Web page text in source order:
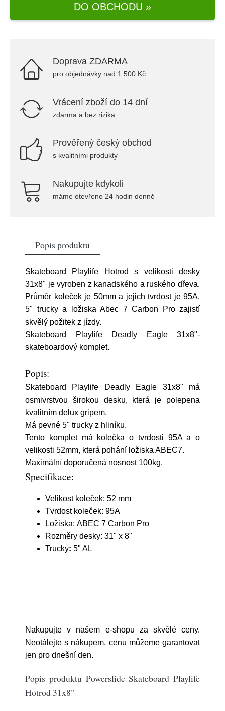
DO OBCHODU »
Doprava ZDARMA
pro objednávky nad 1.500 Kč
Vrácení zboží do 14 dní
zdarma a bez rizika
Prověřený český obchod
s kvalitními produkty
Nakupujte kdykoli
máme otevřeno 24 hodin denně
Popis produktu
Skateboard Playlife Hotrod s velikosti desky
31x8" je vyroben z kanadského a ruského dřeva.
Průměr koleček je 50mm a jejich tvrdost je 95A.
5" trucky a ložiska Abec 7 Carbon Pro zajistí
skvělý požitek z jízdy.
Skateboard Playlife Deadly Eagle 31x8"-
skateboardový komplet.
Popis:
Skateboard Playlife Deadly Eagle 31x8" má
osmivrstvou širokou desku, která je polepena
kvalitním delux gripem.
Má pevné 5" trucky z hliníku.
Tento komplet má kolečka o tvrdosti 95A a o
velikosti 52mm, která pohání ložiska ABEC7.
Maximální doporučená nosnost 100kg.
Specifikace:
Velikost koleček: 52 mm
Tvrdost koleček: 95A
Ložiska: ABEC 7 Carbon Pro
Rozměry desky: 31" x 8"
Trucky: 5" AL
Nakupujte v našem e-shopu za skvělé ceny.
Neotálejte s nákupem, cenu můžeme garantovat
jen pro dnešní den.
Popis produktu Powerslide Skateboard Playlife
Hotrod 31x8"